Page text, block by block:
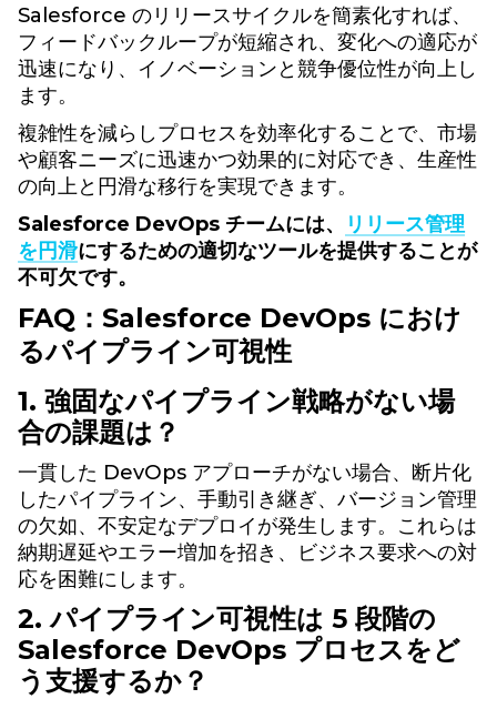
Salesforce のリリースサイクルを簡素化すれば、
フィードバックループが短縮され、変化への適応が
迅速になり、イノベーションと競争優位性が向上し
ます。
複雑性を減らしプロセスを効率化することで、市場
や顧客ニーズに迅速かつ効果的に対応でき、生産性
の向上と円滑な移行を実現できます。
Salesforce DevOps チームには、
リリース管理
を円滑にするための適切なツールを提供することが
不可欠です。
FAQ：Salesforce DevOps におけ
るパイプライン可視性
1. 強固なパイプライン戦略がない場
合の課題は？
一貫した DevOps アプローチがない場合、断片化
したパイプライン、手動引き継ぎ、バージョン管理
の欠如、不安定なデプロイが発生します。これらは
納期遅延やエラー増加を招き、ビジネス要求への対
応を困難にします。
2. パイプライン可視性は 5 段階の
Salesforce DevOps プロセスをど
う支援するか？